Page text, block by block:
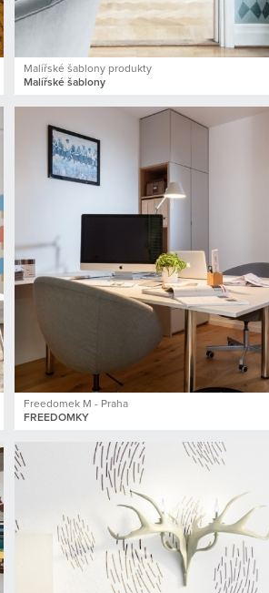
Malířské šablony produkty
Malířské šablony
Freedomek M - Praha
FREEDOMKY